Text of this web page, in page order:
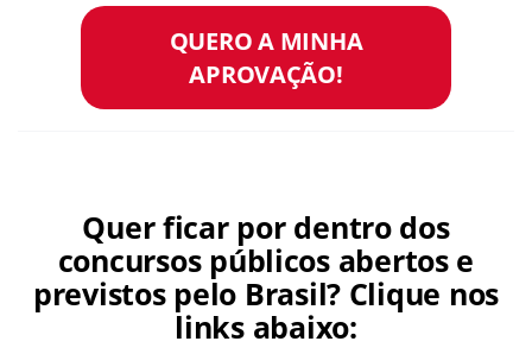
QUERO A MINHA
APROVAÇÃO!
Quer ficar por dentro dos
concursos públicos abertos e
previstos pelo Brasil? Clique nos
links abaixo: